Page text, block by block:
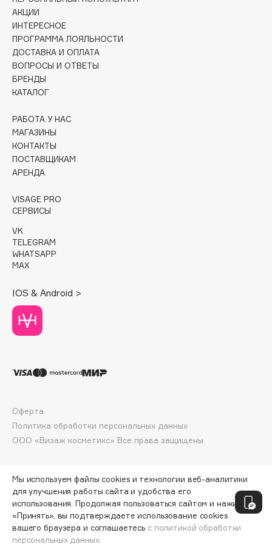
Consly
Corimo
CosRX
Crescina
Curaprox
D
d'Alba
DABO
DARLING*
Darphin
Davines
Dessange
Dior
Divage
Dr. Vranjes Firenze
DSD de Luxe
Dyson
АКЦИИ
ИНТЕРЕСНОЕ
ПРОГРАММА ЛОЯЛЬНОСТИ
ДОСТАВКА И ОПЛАТА
ВОПРОСЫ И ОТВЕТЫ
БРЕНДЫ
КАТАЛОГ
РАБОТА У НАС
МАГАЗИНЫ
КОНТАКТЫ
ПОСТАВЩИКАМ
АРЕНДА
VISAGE PRO
СЕРВИСЫ
VK
TELEGRAM
WHATSAPP
MAX
IOS & Android >
ООО «Визаж косметикс» Все права защищены
Оферта
Политика обработки персональных данных
Мы используем файлы cookies и технологии веб-аналитики
для улучшения работы сайта и удобства его
использования. Продолжая пользоваться сайтом и нажимая
«Принять», вы подтверждаете использование cookies
вашего браузера и соглашаетесь с политикой обработки
персональных данных.